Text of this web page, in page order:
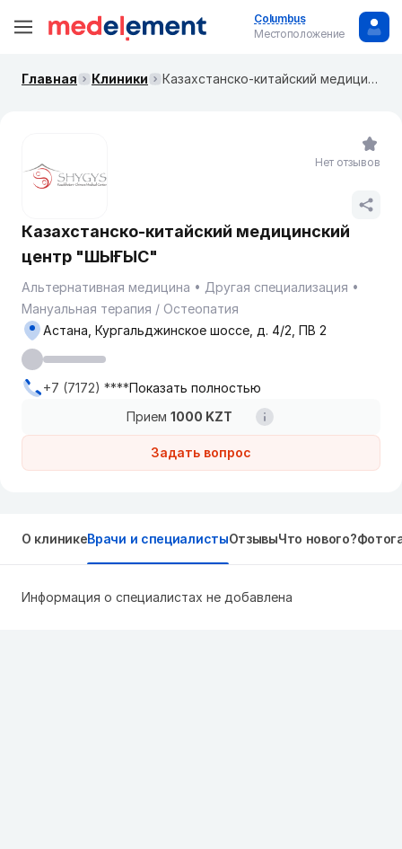
Columbus
Местоположение
Главная Клиники Казахстанско-китайский медицинский центр "ШЫҒЫС"
Казахстанско-китайский медицинский
центр "ШЫҒЫС"
Альтернативная медицина
Другая специализация
Мануальная терапия / Остеопатия
Прием 1000 KZT
Задать вопрос
Астана, Кургальджинское шоссе, д. 4/2, ПВ 2
+7 (7172) ****Показать полностью
Нет отзывов
О клиникеВрачи и специалистыОтзывыЧто нового?
Информация о специалистах не добавлена